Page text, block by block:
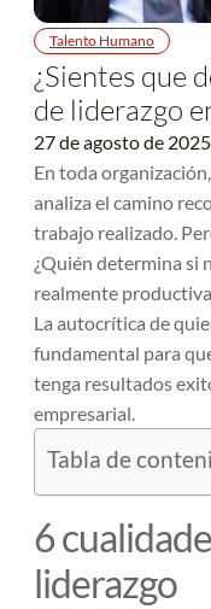
Talento Humano
¿Sientes que
de liderazgo
27 de agosto de 2025
En toda
analiza el camino
trabajo realizado.
¿Quién determina si
realmente
La autocrítica de
fundamental para
tenga resultados
empresarial.
Tabla de
6
liderazgo